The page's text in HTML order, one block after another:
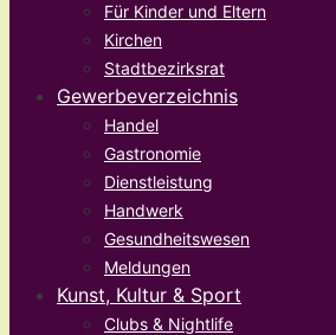
Für Kinder und Eltern
Kirchen
Stadtbezirksrat
Gewerbeverzeichnis
Handel
Gastronomie
Dienstleistung
Handwerk
Gesundheitswesen
Meldungen
Kunst, Kultur & Sport
Clubs & Nightlife